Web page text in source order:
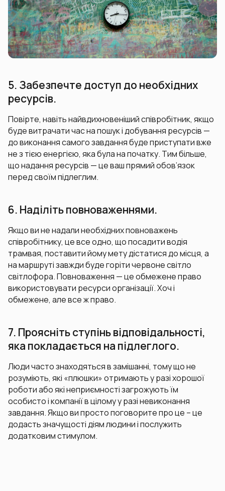
5. Забезпечте доступ до необхідних
ресурсів.
Повірте, навіть найвдихновеніший співробітник, якщо
буде витрачати час на пошук і добування ресурсів —
до виконання самого завдання буде приступати вже
не з тією енергією, яка була на початку. Тим більше,
що надання ресурсів — це ваш прямий обов’язок
перед своїм підлеглим.
6. Наділіть повноваженнями.
Якщо ви не надали необхідних повноважень
співробітнику, це все одно, що посадити водія
трамвая, поставити йому мету дістатися до місця, а
на маршруті завжди буде горіти червоне світло
світлофора. Повноваження — це обмежене право
використовувати ресурси організації. Хоч і
обмежене, але все ж право.
7. Проясніть ступінь відповідальності,
яка покладається на підлеглого.
Люди часто знаходяться в замішанні, тому що не
розуміють, які «плюшки» отримають у разі хорошої
роботи або які неприємності загрожують їм
особисто і компанії в цілому у разі невиконання
завдання. Якщо ви просто поговорите про це – це
додасть значущості діям людини і послужить
додатковим стимулом.